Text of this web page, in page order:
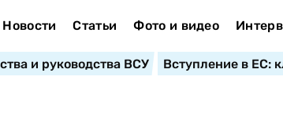
Новости Статьи Фото и видео
и руководства ВСУ Вступление в ЕС: